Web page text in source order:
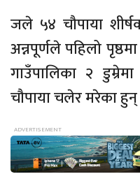
जले ५४ चौपाया
अन्नपूर्णले पहिलो
गाउँपालिका २
चौपाया चलेर मरेका हुन्